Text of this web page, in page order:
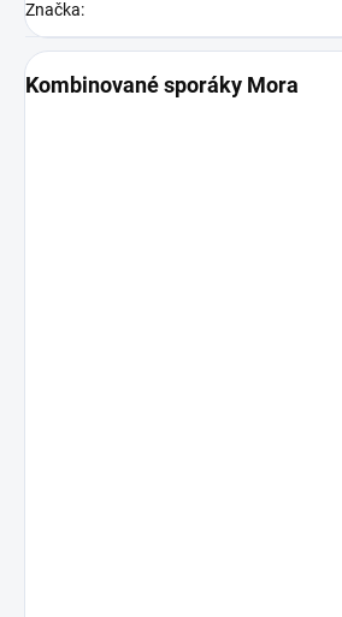
Značka:
Kombinované sporáky Mora